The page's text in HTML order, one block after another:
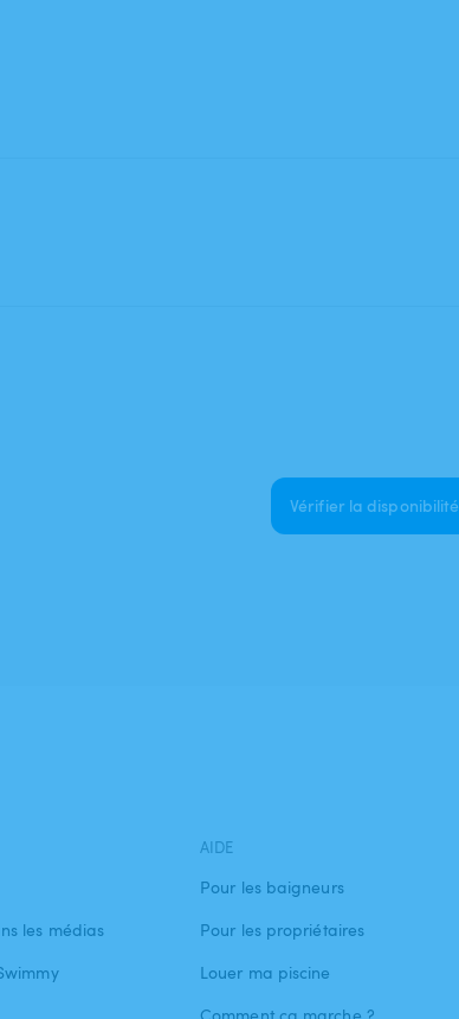
Vérifier la disponibilité
les médias
AIDE
Pour les baigneurs
Pour les propriétaires
Louer ma piscine